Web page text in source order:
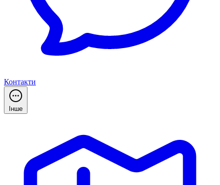
Контакти
Інше